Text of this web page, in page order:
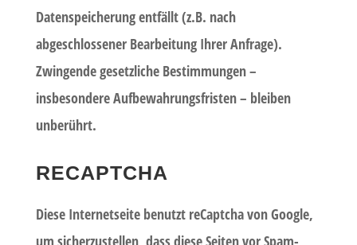
Datenspeicherung entfällt (z.B. nach
abgeschlossener Bearbeitung Ihrer Anfrage).
Zwingende gesetzliche Bestimmungen –
insbesondere Aufbewahrungsfristen – bleiben
unberührt.
RECAPTCHA
Diese Internetseite benutzt reCaptcha von Google,
um sicherzustellen, dass diese Seiten vor Spam-